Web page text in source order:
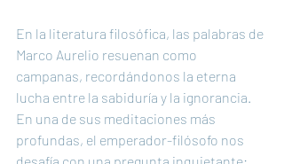
En la literatura filosófica, las palabras de
Marco Aurelio resuenan como
campanas, recordándonos la eterna
lucha entre la sabiduría y la ignorancia.
En una de sus meditaciones más
profundas, el emperador-filósofo nos